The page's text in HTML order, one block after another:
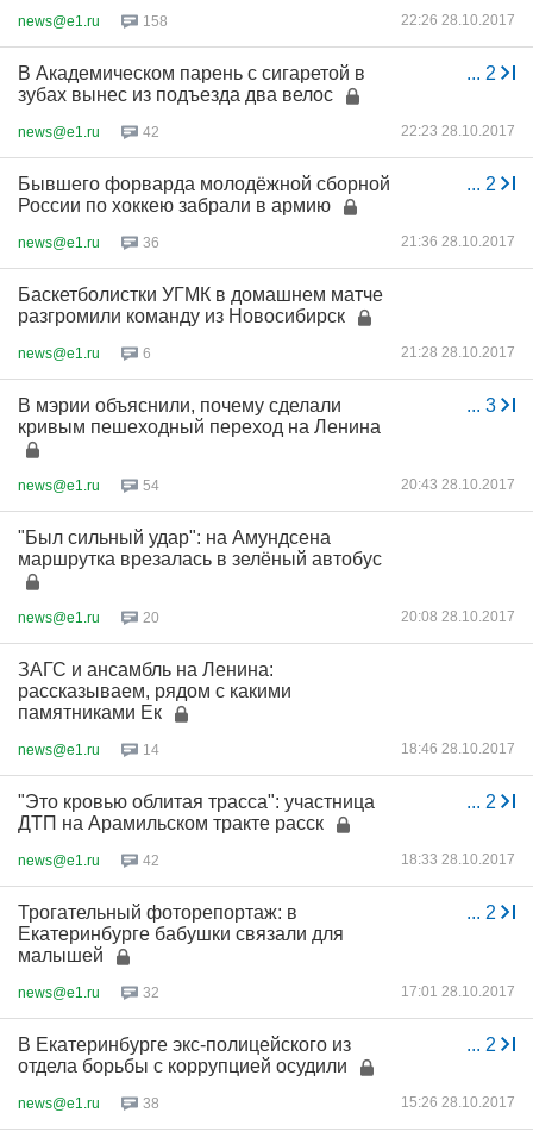
news@e1.ru 158 22:26 28.10.2017
... 2
В Академическом парень с сигаретой в
зубах вынес из подъезда два велос
news@e1.ru 42 22:23 28.10.2017
... 2
Бывшего форварда молодёжной сборной
России по хоккею забрали в армию
news@e1.ru 36 21:36 28.10.2017
Баскетболистки УГМК в домашнем матче
разгромили команду из Новосибирск
news@e1.ru 6 21:28 28.10.2017
... 3
В мэрии объяснили, почему сделали
кривым пешеходный переход на Ленина
news@e1.ru 54 20:43 28.10.2017
"Был сильный удар": на Амундсена
маршрутка врезалась в зелёный автобус
news@e1.ru 20 20:08 28.10.2017
ЗАГС и ансамбль на Ленина:
рассказываем, рядом с какими
памятниками Ек
news@e1.ru 14 18:46 28.10.2017
... 2
"Это кровью облитая трасса": участница
ДТП на Арамильском тракте расск
news@e1.ru 42 18:33 28.10.2017
... 2
Трогательный фоторепортаж: в
Екатеринбурге бабушки связали для
малышей
news@e1.ru 32 17:01 28.10.2017
... 2
В Екатеринбурге экс-полицейского из
отдела борьбы с коррупцией осудили
news@e1.ru 38 15:26 28.10.2017